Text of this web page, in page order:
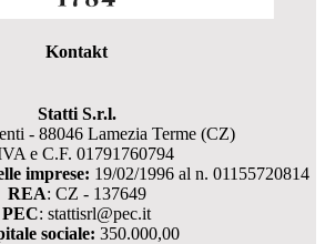
Kontakt
Statti S.r.l.
- 88046 Lamezia Terme (CZ)
e C.F. 01791760794
imprese: 19/02/1996 al n. 01155720814
REA: CZ - 137649
PEC: stattisrl@pec.it
sociale: 350.000,00